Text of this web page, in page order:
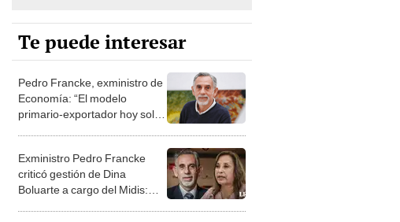
Te puede interesar
Pedro Francke, exministro de
Economía: “El modelo
primario-exportador hoy solo
Exministro Pedro Francke
criticó gestión de Dina
Boluarte a cargo del Midis: